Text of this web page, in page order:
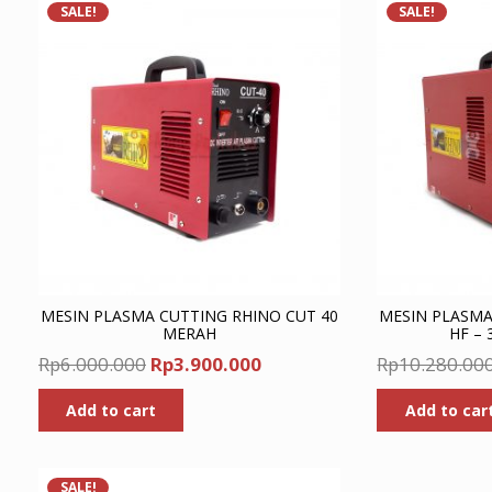
SALE!
MESIN PLASMA CUTTING RHINO CUT 40
MERAH
Rp6.000.000 Original
price
was:
Rp6.000.000.
Rp3.900.000Current
Add to cart
SALE!
MESIN
HF –
Rp
Add to
SALE!